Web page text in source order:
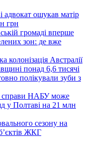
адвокат ошукав матір
грн
громаді вперше
зон: де вже
колонізація Австралії
понад 6,6 тисячі
полікували зуби з
справи НАБУ може
у Полтаві на 21 млн
сезону на
ЖКГ